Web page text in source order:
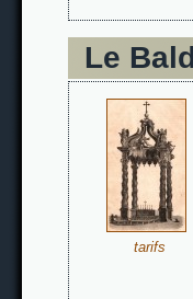
Le
tarifs